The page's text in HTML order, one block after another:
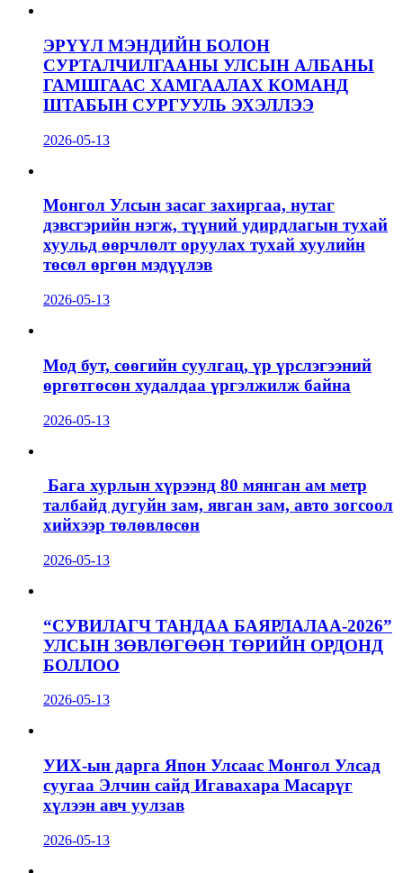
ЭРҮҮЛ МЭНДИЙН БОЛОН
СУРТАЛЧИЛГААНЫ УЛСЫН АЛБАНЫ
ГАМШГААС ХАМГААЛАХ КОМАНД
ШТАБЫН СУРГУУЛЬ ЭХЭЛЛЭЭ
2026-05-13
Монгол Улсын засаг захиргаа, нутаг
дэвсгэрийн нэгж, түүний удирдлагын тухай
хуульд өөрчлөлт оруулах тухай хуулийн
төсөл өргөн мэдүүлэв
2026-05-13
Мод бут, сөөгийн суулгац, үр үрслэгээний
өргөтгөсөн худалдаа үргэлжилж байна
2026-05-13
Бага хурлын хүрээнд 80 мянган ам метр
талбайд дугуйн зам, явган зам, авто зогсоол
хийхээр төлөвлөсөн
2026-05-13
“СУВИЛАГЧ ТАНДАА БАЯРЛАЛАА-2026”
УЛСЫН ЗӨВЛӨГӨӨН ТӨРИЙН ОРДОНД
БОЛЛОО
2026-05-13
УИХ-ын дарга Япон Улсаас Монгол Улсад
суугаа Элчин сайд Игавахара Масарүг
хүлээн авч уулзав
2026-05-13